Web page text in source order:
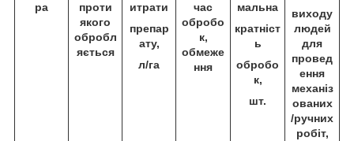
ра
проти
якого
обробл
яється
итрати
препар
ату,
л/га
час
обробо
к,
обмеже
ння
мальна
кратніст
ь
обробо
к,
шт.
виходу
людей
для
провед
ення
механіз
ованих
/ручних
робіт,